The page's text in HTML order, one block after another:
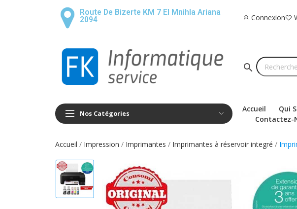
Route De Bizerte KM 7 El Mnihla Ariana
2094 Connexion
search
Nos Catégories
Accueil
Qui
Contactez-
Accueil Impression Imprimantes Imprimantes à réservoir integré